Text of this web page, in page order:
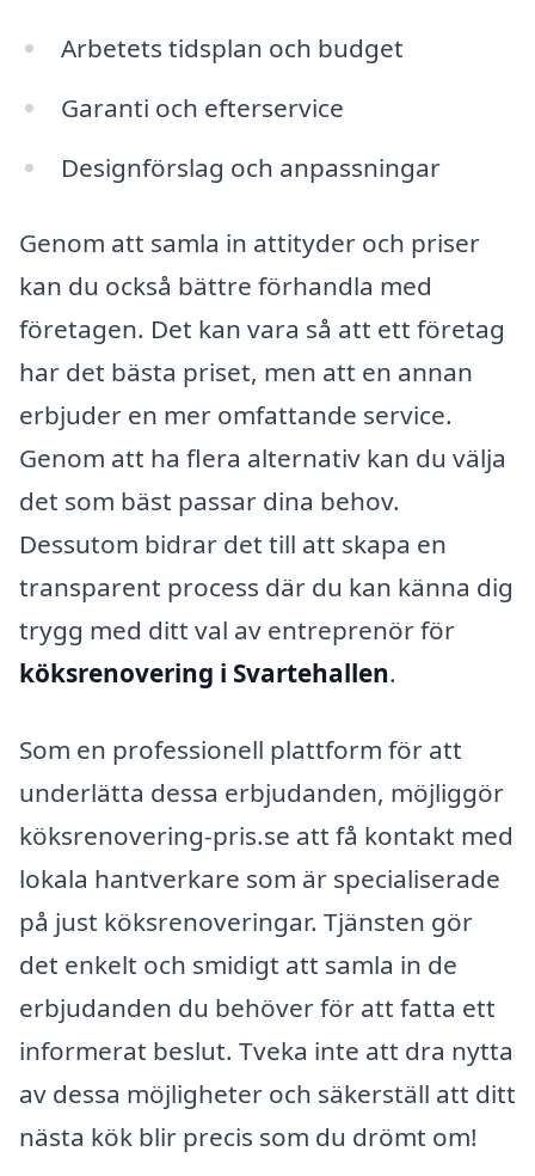
Arbetets tidsplan och budget
Garanti och efterservice
Designförslag och anpassningar
Genom att samla in attityder och priser
kan du också bättre förhandla med
företagen. Det kan vara så att ett företag
har det bästa priset, men att en annan
erbjuder en mer omfattande service.
Genom att ha flera alternativ kan du välja
det som bäst passar dina behov.
Dessutom bidrar det till att skapa en
transparent process där du kan känna dig
trygg med ditt val av entreprenör för
köksrenovering i Svartehallen.
Som en professionell plattform för att
underlätta dessa erbjudanden, möjliggör
köksrenovering-pris.se att få kontakt med
lokala hantverkare som är specialiserade
på just köksrenoveringar. Tjänsten gör
det enkelt och smidigt att samla in de
erbjudanden du behöver för att fatta ett
informerat beslut. Tveka inte att dra nytta
av dessa möjligheter och säkerställ att ditt
nästa kök blir precis som du drömt om!